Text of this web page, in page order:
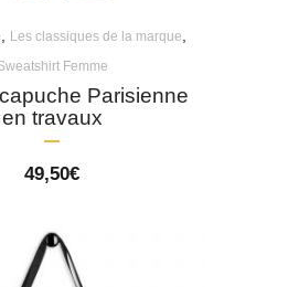
Les classiques de la marque
Femme
Parisienne
en travaux
49,50€